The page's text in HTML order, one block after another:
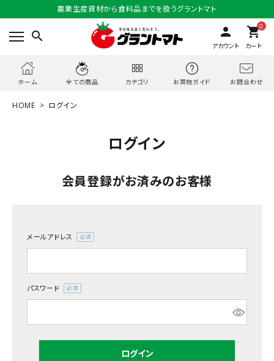
農業生産資材から食料品までを扱うグラントマト
search person
アカウント
0
shopping_cart
カート
ホーム 全ての商品 カテゴリ お買物ガイド お問合わせ
HOME ログイン
ログイン
会員登録がお済みのお客様
メールアドレス
(必
パスワード
(必
ログイン